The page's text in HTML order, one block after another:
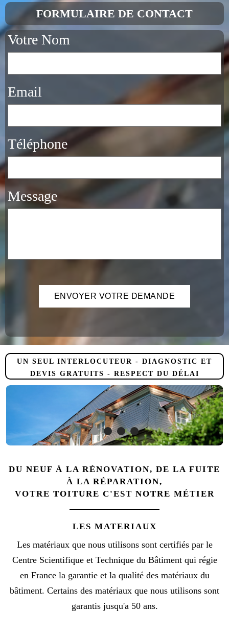
FORMULAIRE DE CONTACT
Votre Nom
Email
Téléphone
Message
UN SEUL INTERLOCUTEUR - DIAGNOSTIC ET
DEVIS GRATUITS - RESPECT DU DÉLAI
DU NEUF À LA RÉNOVATION, DE LA FUITE
À LA RÉPARATION,
VOTRE TOITURE C'EST NOTRE MÉTIER
LES MATERIAUX
Les matériaux que nous utilisons sont certifiés par le
Centre Scientifique et Technique du Bâtiment qui régie
en France la garantie et la qualité des matériaux du
bâtiment. Certains des matériaux que nous utilisons sont
garantis jusqu'a 50 ans.